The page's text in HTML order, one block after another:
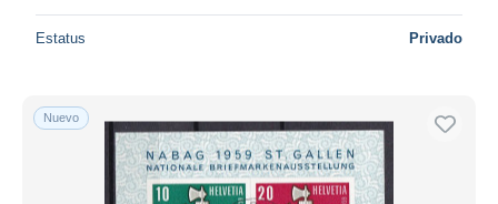
Estatus Privado
Nuevo